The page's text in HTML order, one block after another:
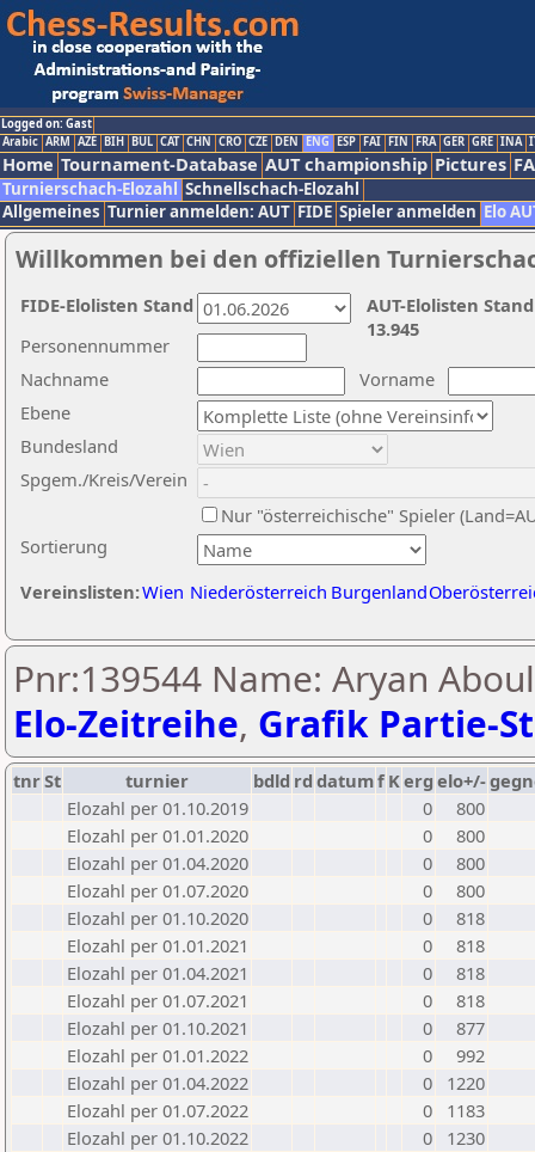
Logged on: Gast
Arabic ARM AZE BIH BUL CAT CHN CRO CZE DEN ENG ESP FAI FIN FRA GER GRE INA
Home Tournament-Database AUT championship Pictures
Turnierschach-Elozahl Schnellschach-Elozahl
Allgemeines Turnier anmelden: AUT FIDE Spieler anmelden Elo
Willkommen bei den offiziellen
Nachname
Vorname
Ebene
Sortierung
Personennummer
Bundesland
Spgem./Kreis/Verein
Nur "österreichische" Spieler
Vereinslisten:Wien Niederösterreich Burgenland
AUT-Elolisten
13.945
FIDE-Elolisten Stand
Pnr:139544 Name: Aryan
Elo-Zeitreihe, Grafik Partie-
tnrSt turnier bdld rd datumf Kerg elo+/-
Elozahl per 01.10.2019
0
800
Elozahl per 01.01.2020
0
800
Elozahl per 01.04.2020
0
800
Elozahl per 01.07.2020
0
800
Elozahl per 01.10.2020
0
818
Elozahl per 01.01.2021
0
818
Elozahl per 01.04.2021
0
818
Elozahl per 01.07.2021
0
818
Elozahl per 01.10.2021
0
877
Elozahl per 01.01.2022
0
992
Elozahl per 01.04.2022
0
1220
Elozahl per 01.07.2022
0
1183
Elozahl per 01.10.2022
0
1230